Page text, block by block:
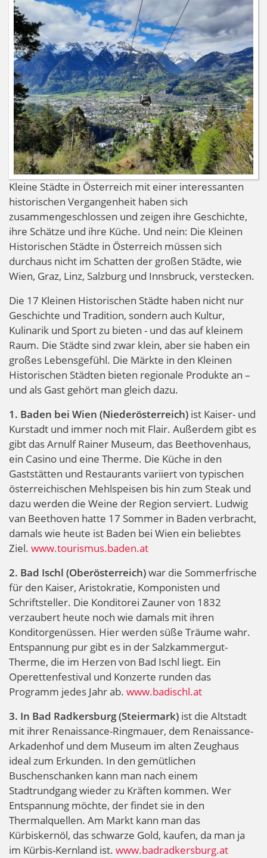
Innsbruck
Kleine Städte in Österreich mit einer interessanten
historischen Vergangenheit haben sich
zusammengeschlossen und zeigen ihre Geschichte,
ihre Schätze und ihre Küche. Und nein: Die Kleinen
Historischen Städte in Österreich müssen sich
durchaus nicht im Schatten der großen Städte, wie
Wien, Graz, Linz, Salzburg und Innsbruck, verstecken.
Die 17 Kleinen Historischen Städte haben nicht nur
Geschichte und Tradition, sondern auch Kultur,
Kulinarik und Sport zu bieten - und das auf kleinem
Raum. Die Städte sind zwar klein, aber sie haben ein
großes Lebensgefühl. Die Märkte in den Kleinen
Historischen Städten bieten regionale Produkte an –
und als Gast gehört man gleich dazu.
1. Baden bei Wien (Niederösterreich) ist Kaiser- und
Kurstadt und immer noch mit Flair. Außerdem gibt es
gibt das Arnulf Rainer Museum, das Beethovenhaus,
ein Casino und eine Therme. Die Küche in den
Gaststätten und Restaurants variiert von typischen
österreichischen Mehlspeisen bis hin zum Steak und
dazu werden die Weine der Region serviert. Ludwig
van Beethoven hatte 17 Sommer in Baden verbracht,
damals wie heute ist Baden bei Wien ein beliebtes
Ziel. www.tourismus.baden.at
2. Bad Ischl (Oberösterreich)war die Sommerfrische
für den Kaiser, Aristokratie, Komponisten und
Schriftsteller. Die Konditorei Zauner von 1832
verzaubert heute noch wie damals mit ihren
Konditorgenüssen. Hier werden süße Träume wahr.
Entspannung pur gibt es in der Salzkammergut-
Therme, die im Herzen von Bad Ischl liegt. Ein
Operettenfestival und Konzerte runden das
Programm jedes Jahr ab. www.badischl.at
3. In Bad Radkersburg (Steiermark) ist die Altstadt
mit ihrer Renaissance-Ringmauer, dem Renaissance-
Arkadenhof und dem Museum im alten Zeughaus
ideal zum Erkunden. In den gemütlichen
Buschenschanken kann man nach einem
Stadtrundgang wieder zu Kräften kommen. Wer
Entspannung möchte, der findet sie in den
Thermalquellen. Am Markt kann man das
Kürbiskernöl, das schwarze Gold, kaufen, da man ja
im Kürbis-Kernland ist. www.badradkersburg.at